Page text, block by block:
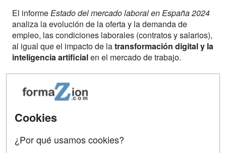
El informe Estado del mercado laboral en España 2024
analiza la evolución de la oferta y la demanda de
empleo, las condiciones laborales (contratos y salarios),
al igual que el impacto de latransformación digital y la
inteligencia artificialen el mercado de trabajo.
En España se ha incrementado el número de personas
ocupadas hasta superar los 21,8 millones. También
bajado la tasa de paro
señala que estas tendencias se deben en parte a la
trabajo, y por el aumento de la población activa en edad
Cookies
¿Por qué usamos cookies?